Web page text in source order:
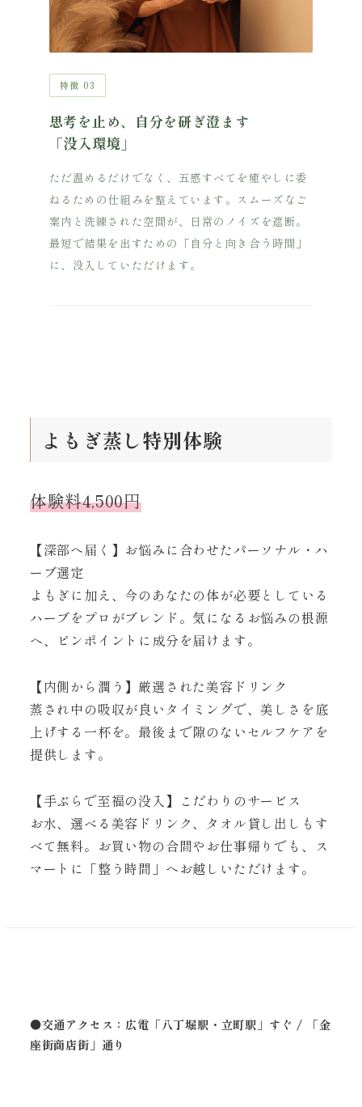
特徴 03
思考を止め、自分を研ぎ澄ます
「没入環境」
ただ温めるだけでなく、五感すべてを癒やしに委
ねるための仕組みを整えています。スムーズなご
案内と洗練された空間が、日常のノイズを遮断。
最短で結果を出すための「自分と向き合う時間」
に、没入していただけます。
よもぎ蒸し特別体験
体験料4,500円
【深部へ届く】お悩みに合わせたパーソナル・ハ
ーブ選定
よもぎに加え、今のあなたの体が必要としている
ハーブをプロがブレンド。気になるお悩みの根源
へ、ピンポイントに成分を届けます。
【内側から潤う】厳選された美容ドリンク
蒸され中の吸収が良いタイミングで、美しさを底
上げする一杯を。最後まで隙のないセルフケアを
提供します。
【手ぶらで至福の没入】こだわりのサービス
お水、選べる美容ドリンク、タオル貸し出しもす
べて無料。お買い物の合間やお仕事帰りでも、ス
マートに「整う時間」へお越しいただけます。
●交通アクセス：広電「八丁堀駅・立町駅」すぐ / 「金
座街商店街」通り